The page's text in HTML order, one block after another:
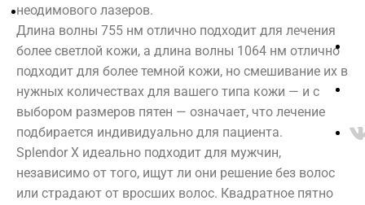
неодимового лазеров.
Длина волны 755 нм отлично подходит для лечения
более светлой кожи, а длина волны 1064 нм отлично
подходит для более темной кожи, но смешивание их в
нужных количествах для вашего типа кожи — и с
выбором размеров пятен — означает, что лечение
подбирается индивидуально для пациента.
Splendor X идеально подходит для мужчин,
независимо от того, ищут ли они решение без волос
или страдают от вросших волос. Квадратное пятно
Инъекционные
методики
Пилинг
Консультация
Тело
Аппаратная
косметология
Инъекционные
методики
Депиляция
Ligne ST
BARTH
THALASSO
Biologique
Recherche
Массаж
Ванны
Оформление
ресниц
Ногтевой
Уважаемые
клиенты
Цены находятся в стадии переработки. Просьба
уточнять актуальные цены у администратора!